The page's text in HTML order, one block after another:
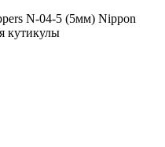
N-04-5 (5мм) Nippon
кутикулы